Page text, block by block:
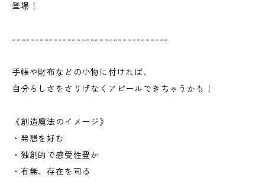
登場！
----------------------------------
手帳や財布などの小物に付ければ、
自分らしさをさりげなくアピールできちゃうかも！
《創造魔法のイメージ》
・発想を好む
・独創的で感受性豊か
・有無、存在を司る